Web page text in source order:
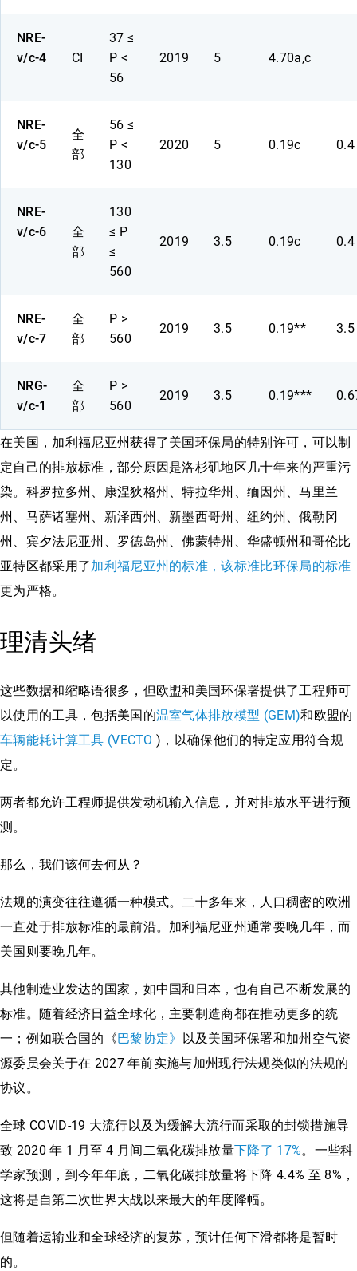
NRE-
v/c-4
CI
37 ≤
P <
56
2019 5 4.70a,c
NRE-
v/c-5
全
部
56 ≤
P <
130
2020 5 0.19c 0.4
NRE-
v/c-6
全
部
130
≤ P
≤
560
2019 3.5 0.19c 0.4
NRE-
v/c-7
全
部
P >
560
2019 3.5 0.19** 3.5
NRG-
v/c-1
全
部
P >
560
2019 3.5 0.19***
在美国，加利福尼亚州获得了美国环保局的特别许可，可以制
定自己的排放标准，部分原因是洛杉矶地区几十年来的严重污
染。科罗拉多州、康涅狄格州、特拉华州、缅因州、马里兰
州、马萨诸塞州、新泽西州、新墨西哥州、纽约州、俄勒冈
州、宾夕法尼亚州、罗德岛州、佛蒙特州、华盛顿州和哥伦比
亚特区都采用了加利福尼亚州的标准，该标准比环保局的标准
更为严格。
理清头绪
这些数据和缩略语很多，但欧盟和美国环保署提供了工程师可
以使用的工具，包括美国的温室气体排放模型 (GEM)和欧盟的
车辆能耗计算工具 (VECTO )，以确保他们的特定应用符合规
定。
两者都允许工程师提供发动机输入信息，并对排放水平进行预
测。
那么，我们该何去何从？
法规的演变往往遵循一种模式。二十多年来，人口稠密的欧洲
一直处于排放标准的最前沿。加利福尼亚州通常要晚几年，而
美国则要晚几年。
其他制造业发达的国家，如中国和日本，也有自己不断发展的
标准。随着经济日益全球化，主要制造商都在推动更多的统
一；例如联合国的《巴黎协定》 以及美国环保署和加州空气资
源委员会关于在 2027 年前实施与加州现行法规类似的法规的
协议。
全球 COVID-19 大流行以及为缓解大流行而采取的封锁措施导
致 2020 年 1 月至 4 月间二氧化碳排放量下降了 17%。一些科
学家预测，到今年年底，二氧化碳排放量将下降 4.4% 至 8%，
这将是自第二次世界大战以来最大的年度降幅。
但随着运输业和全球经济的复苏，预计任何下滑都将是暂时
的。